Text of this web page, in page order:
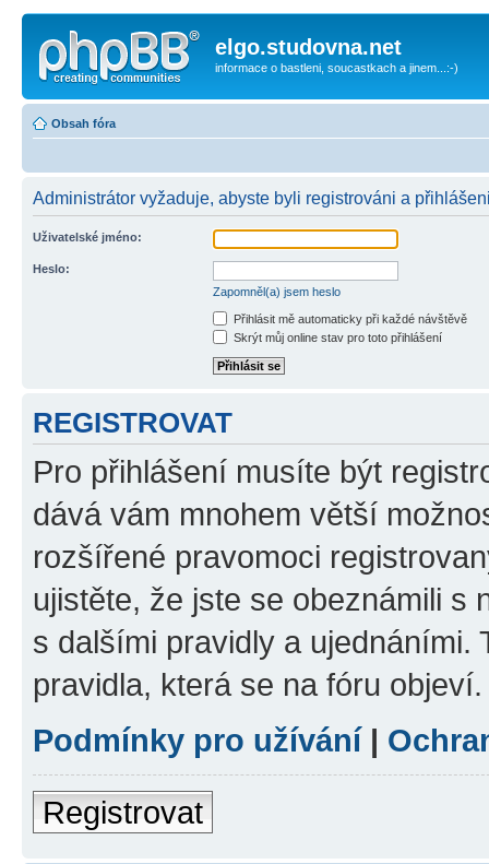
elgo.studovna.net
informace o bastleni, soucastkach a jinem...:-)
Obsah fóra
Administrátor vyžaduje, abyste byli registrováni a
Uživatelské jméno:
Heslo:
Zapomněl(a) jsem heslo
Přihlásit mě automaticky při každé návštěvě
Skrýt můj online stav pro toto přihlášení
REGISTROVAT
Pro přihlášení musíte být
dává vám mnohem větší
rozšířené pravomoci
ujistěte, že jste se obeznámili s
s dalšími pravidly a ujednáními.
pravidla, která se na fóru objeví.
Podmínky pro užívání |
Registrovat